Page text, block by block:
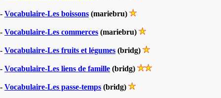
- Vocabulaire-Les boissons (mariebru)
- Vocabulaire-Les commerces (mariebru)
- Vocabulaire-Les fruits et légumes (bridg)
- Vocabulaire-Les liens de famille (bridg)
- Vocabulaire-Les passe-temps (bridg)